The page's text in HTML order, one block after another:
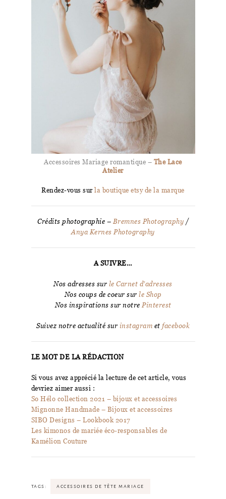
Accessoires Mariage romantique – The Lace
Atelier
Rendez-vous surla boutique etsy de la marque
Crédits photographie – Bremnes Photography /
Anya Kernes Photography
A SUIVRE…
Nos adresses sur le Carnet d’adresses
Nos coups de coeur sur le Shop
Nos inspirations sur notre Pinterest
Suivez notre actualité sur instagram et facebook
LE MOT DE LA RÉDACTION
Si vous avez apprécié la lecture de cet article, vous
devriez aimer aussi :
So Hélo collection 2021 – bijoux et accessoires
Mignonne Handmade – Bijoux et accessoires
SIBO Designs – Lookbook 2017
Les kimonos de mariée éco-responsables de
Kamélion Couture
TAGS: ACCESSOIRES DE TÊTE MARIAGE